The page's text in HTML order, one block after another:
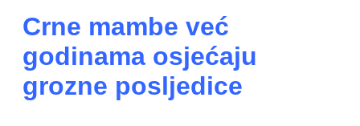
Crne mambe već
godinama osjećaju
grozne posljedice